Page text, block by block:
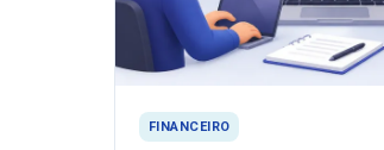
FINANCEIRO